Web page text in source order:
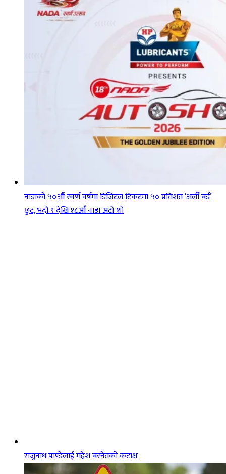
नाडाको ५०औँ स्वर्ण वर्षमा डिजिटल टिकटमा ५० प्रतिशत ‘अर्ली बर्ड’
छुट, भदौ ९ देखि १८औँ नाडा अटो शो
राजुनाथ पाण्डेलाई महेश बस्नेतको कटाक्ष